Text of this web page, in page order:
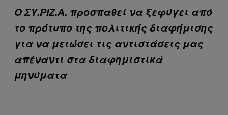
Ο ΣΥ.ΡΙΖ.Α. προσπαθεί να ξεφύγει από
το πρότυπο της πολιτικής διαφήμισης
για να μειώσει τις αντιστάσεις μας
απέναντι στα διαφημιστικά
μηνύματα